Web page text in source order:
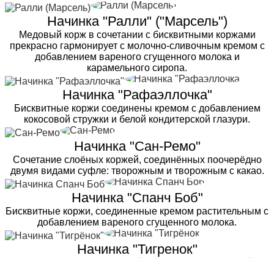
Начинка "Ралли" ("Марсель")
Медовый корж в сочетании с бисквитными коржами
прекрасно гармонирует с молочно-сливочным кремом с
добавлением вареного сгущенного молока и
карамельного сиропа.
Начинка "Рафаэллочка"
Бисквитные коржи соединены кремом с добавлением
кокосовой стружки и белой кондитерской глазури.
Начинка "Сан-Ремо"
Сочетание слоёных коржей, соединённых поочерёдно
двумя видами суфле: творожным и творожным с какао.
Начинка "Спанч Боб"
Бисквитные коржи, соединенные кремом растительным с
добавлением вареного сгущенного молока.
Начинка "Тигренок"